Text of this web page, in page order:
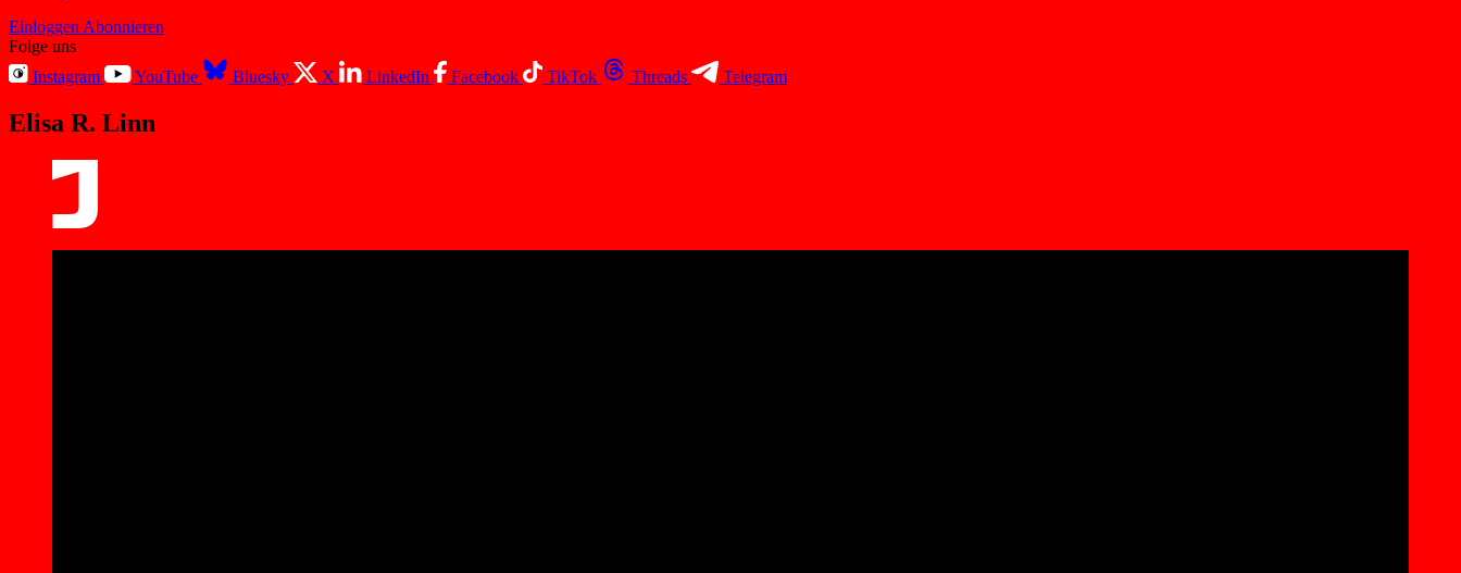
Einloggen Abonnieren
Folge uns
Instagram
YouTube Bluesky X LinkedIn Facebook TikTok Threads Telegram
Elisa R. Linn